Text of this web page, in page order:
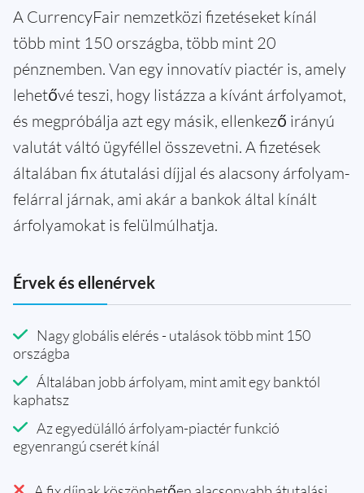
A CurrencyFair nemzetközi fizetéseket kínál
több mint 150 országba, több mint 20
pénznemben. Van egy innovatív piactér is, amely
lehetővé teszi, hogy listázza a kívánt árfolyamot,
és megpróbálja azt egy másik, ellenkező irányú
valutát váltó ügyféllel összevetni. A fizetések
általában fix átutalási díjjal és alacsony árfolyam-
felárral járnak, ami akár a bankok által kínált
árfolyamokat is felülmúlhatja.
Érvek és ellenérvek
Nagy globális elérés - utalások több mint 150
országba
Általában jobb árfolyam, mint amit egy banktól
kaphatsz
Az egyedülálló árfolyam-piactér funkció
egyenrangú cserét kínál